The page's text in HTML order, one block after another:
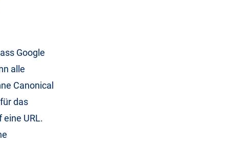
Google
alle
Canonical
das
URL.